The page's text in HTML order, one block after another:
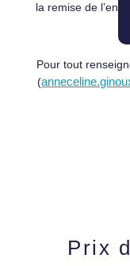
la remise de
Pour tout
(
Prix